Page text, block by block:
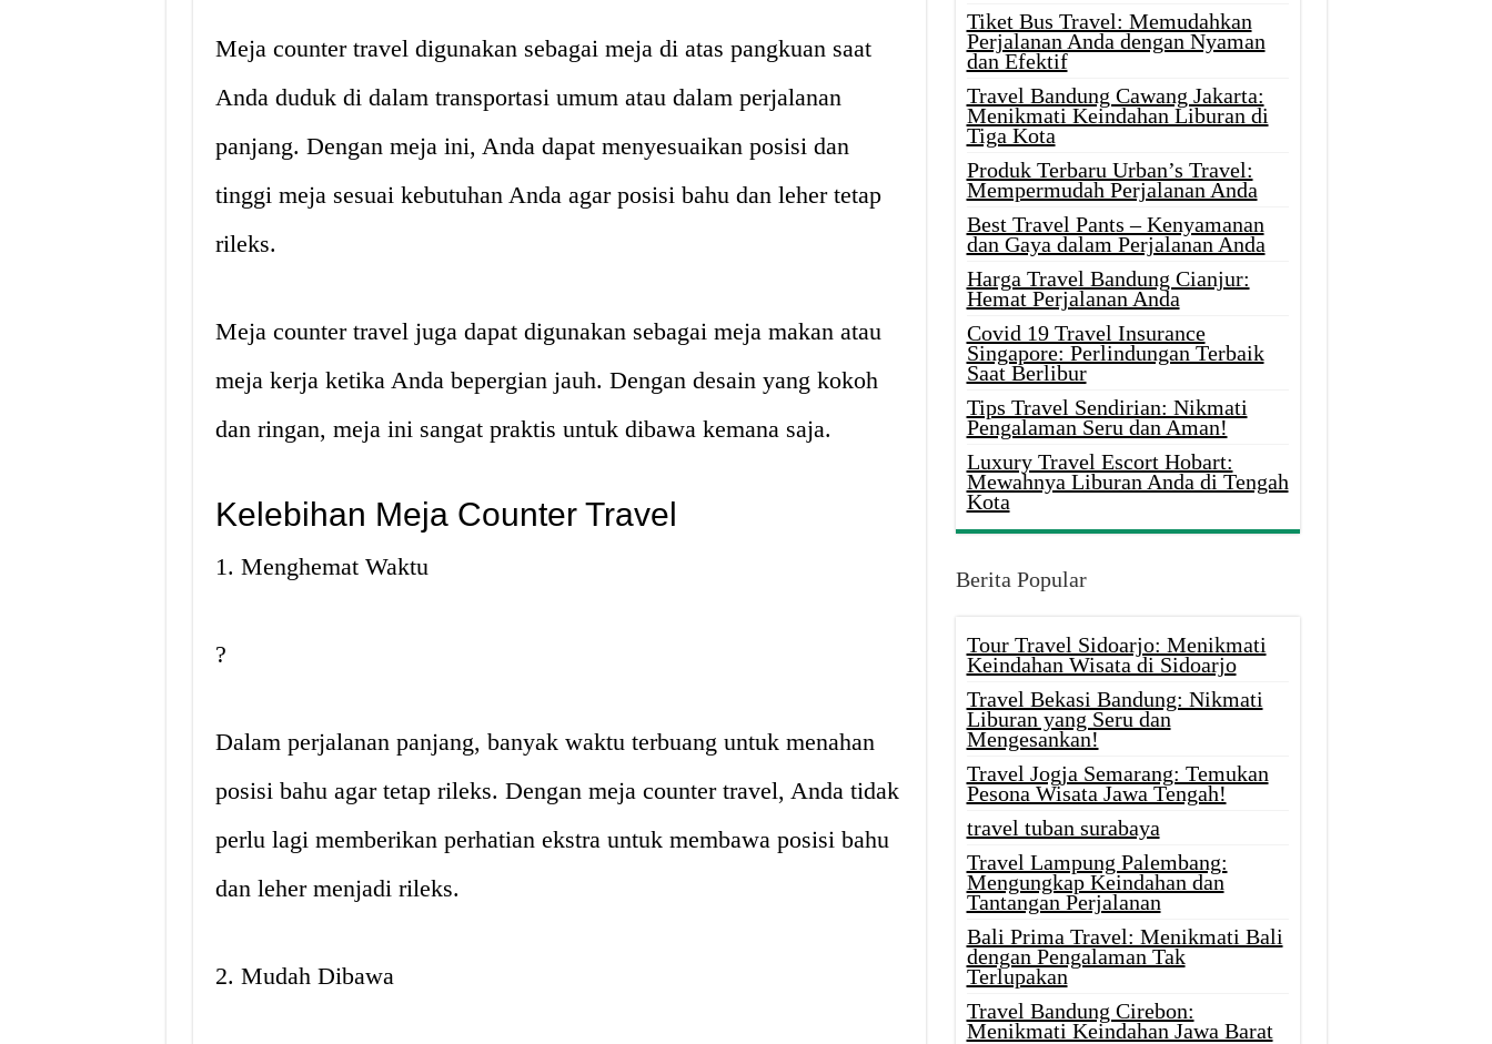
Meja counter travel digunakan sebagai meja di atas pangkuan saat
Anda duduk di dalam transportasi umum atau dalam perjalanan
panjang. Dengan meja ini, Anda dapat menyesuaikan posisi dan
tinggi meja sesuai kebutuhan Anda agar posisi bahu dan leher tetap
rileks.
Meja counter travel juga dapat digunakan sebagai meja makan atau
meja kerja ketika Anda bepergian jauh. Dengan desain yang kokoh
dan ringan, meja ini sangat praktis untuk dibawa kemana saja.
Kelebihan Meja Counter Travel
1. Menghemat Waktu
?
Dalam perjalanan panjang, banyak waktu terbuang untuk menahan
posisi bahu agar tetap rileks. Dengan meja counter travel, Anda tidak
perlu lagi memberikan perhatian ekstra untuk membawa posisi bahu
dan leher menjadi rileks.
2. Mudah Dibawa
Tiket Bus Travel: Memudahkan
Perjalanan Anda dengan Nyaman
dan Efektif
Travel Bandung Cawang Jakarta:
Menikmati Keindahan Liburan di
Tiga Kota
Produk Terbaru Urban’s Travel:
Mempermudah Perjalanan Anda
Best Travel Pants – Kenyamanan
dan Gaya dalam Perjalanan Anda
Harga Travel Bandung Cianjur:
Hemat Perjalanan Anda
Covid 19 Travel Insurance
Singapore: Perlindungan Terbaik
Saat Berlibur
Tips Travel Sendirian: Nikmati
Pengalaman Seru dan Aman!
Luxury Travel Escort Hobart:
Mewahnya Liburan Anda di Tengah
Kota
Berita Popular
Tour Travel Sidoarjo: Menikmati
Keindahan Wisata di Sidoarjo
Travel Bekasi Bandung: Nikmati
Liburan yang Seru dan
Mengesankan!
Travel Jogja Semarang: Temukan
Pesona Wisata Jawa Tengah!
travel tuban surabaya
Travel Lampung Palembang:
Mengungkap Keindahan dan
Tantangan Perjalanan
Bali Prima Travel: Menikmati Bali
dengan Pengalaman Tak
Terlupakan
Travel Bandung Cirebon:
Menikmati Keindahan Jawa Barat